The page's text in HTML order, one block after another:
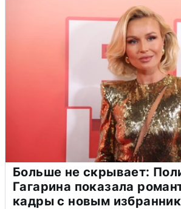
Больше не скрывает:
Гагарина показала
кадры с новым